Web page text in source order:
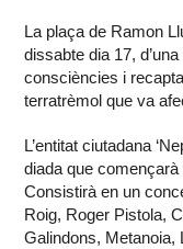
La plaça de Ramon
dissabte dia 17,
consciències i
terratrèmol que va
L’entitat ciutadana
diada que
Consistirà en un
Roig, Roger Pistola,
Galindons, Metanoia,